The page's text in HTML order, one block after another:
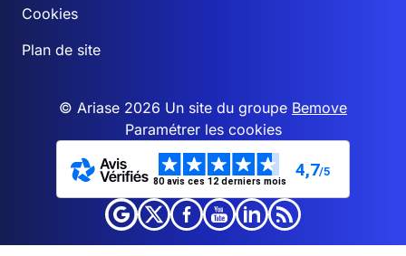
Cookies
Plan de site
© Ariase 2026 Un site du groupe Bemove
Paramétrer les cookies
80 avis ces 12 derniers mois
4,7/5